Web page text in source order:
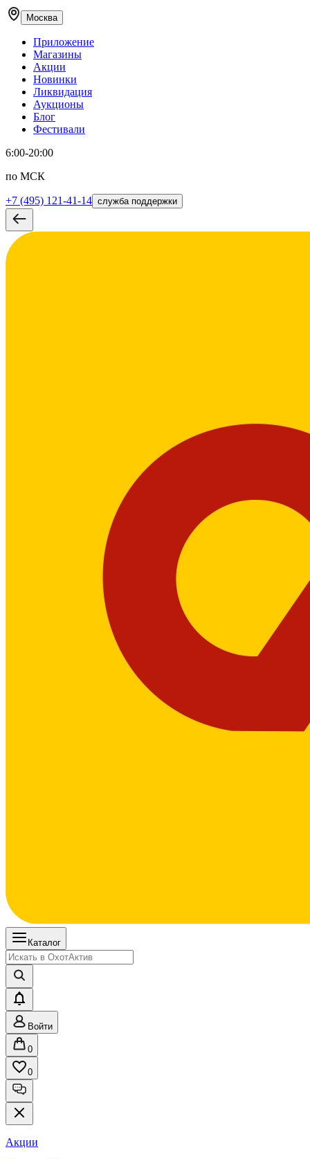
Москва
Приложение
Магазины
Акции
Новинки
Ликвидация
Аукционы
Блог
Фестивали
6:00-20:00
по МСК
+7 (495) 121-41-14 служба поддержки
Каталог
Войти
0
0
Акции